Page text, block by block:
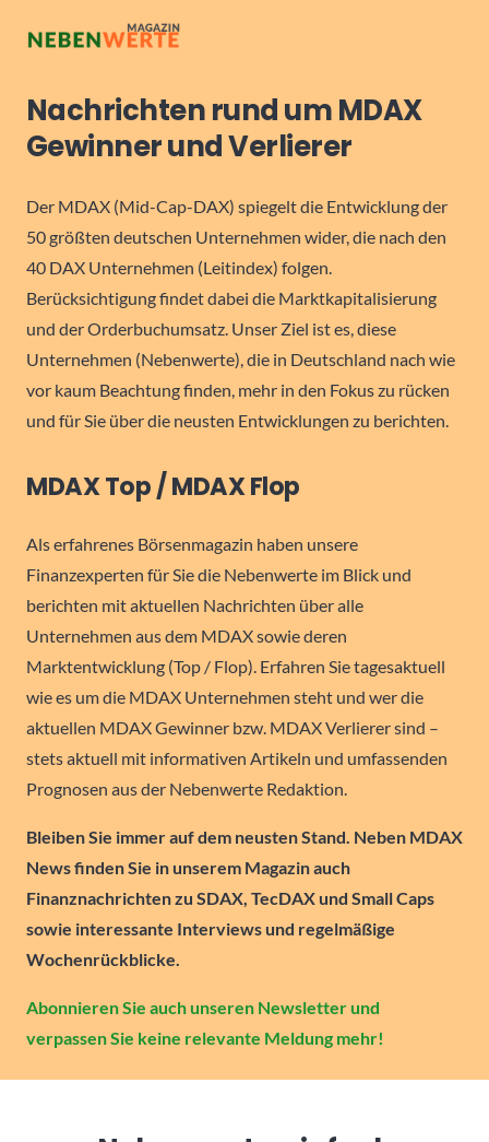
Nachrichten rund um MDAX
Gewinner und Verlierer
Der MDAX (Mid-Cap-DAX) spiegelt die Entwicklung der
50 größten deutschen Unternehmen wider, die nach den
40 DAX Unternehmen (Leitindex) folgen.
Berücksichtigung findet dabei die Marktkapitalisierung
und der Orderbuchumsatz. Unser Ziel ist es, diese
Unternehmen (Nebenwerte), die in Deutschland nach wie
vor kaum Beachtung finden, mehr in den Fokus zu rücken
und für Sie über die neusten Entwicklungen zu berichten.
MDAX Top / MDAX Flop
Als erfahrenes Börsenmagazin haben unsere
Finanzexperten für Sie die Nebenwerte im Blick und
berichten mit aktuellen Nachrichten über alle
Unternehmen aus dem MDAX sowie deren
Marktentwicklung (Top / Flop). Erfahren Sie tagesaktuell
wie es um die MDAX Unternehmen steht und wer die
aktuellen MDAX Gewinner bzw. MDAX Verlierer sind –
stets aktuell mit informativen Artikeln und umfassenden
Prognosen aus der Nebenwerte Redaktion.
Bleiben Sie immer auf dem neusten Stand. Neben MDAX
News finden Sie in unserem Magazin auch
Finanznachrichten zu SDAX, TecDAX und Small Caps
sowie interessante Interviews und regelmäßige
Wochenrückblicke.
Abonnieren Sie auch unseren Newsletter und
verpassen Sie keine relevante Meldung mehr!